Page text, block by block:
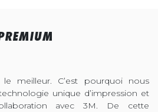
meilleur. C’est pourquoi nous
unique d’impression et
avec 3M. De cette